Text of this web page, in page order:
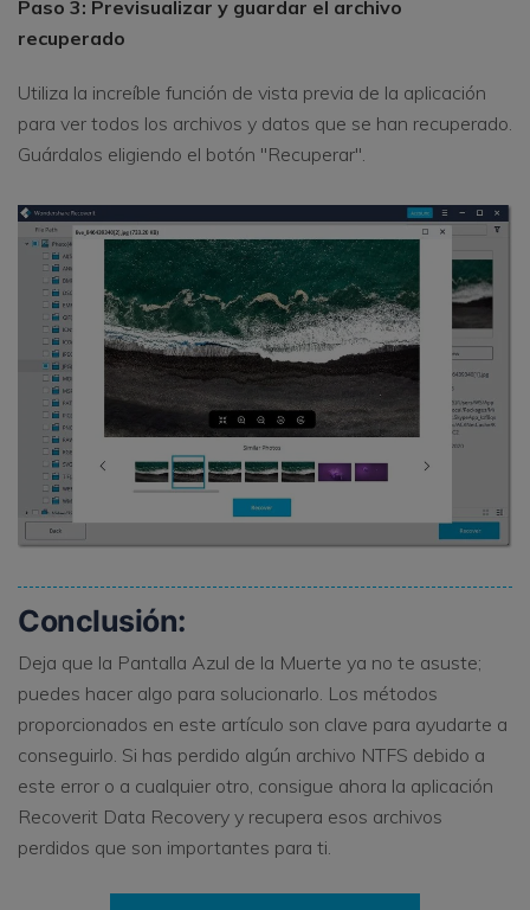
Paso 3: Previsualizar y guardar el archivo
recuperado
Utiliza la increíble función de vista previa de la aplicación
para ver todos los archivos y datos que se han recuperado.
Guárdalos eligiendo el botón "Recuperar".
Conclusión:
Deja que la Pantalla Azul de la Muerte ya no te asuste;
puedes hacer algo para solucionarlo. Los métodos
proporcionados en este artículo son clave para ayudarte a
conseguirlo. Si has perdido algún archivo NTFS debido a
este error o a cualquier otro, consigue ahora la aplicación
Recoverit Data Recovery y recupera esos archivos
perdidos que son importantes para ti.